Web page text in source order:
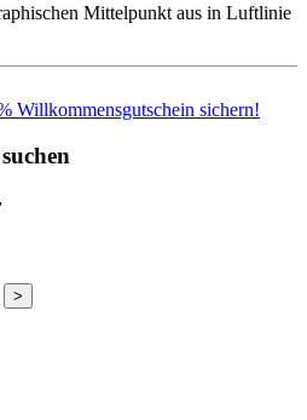
Mittelpunkt aus in Luftlinie
Willkommensgutschein sichern!
>